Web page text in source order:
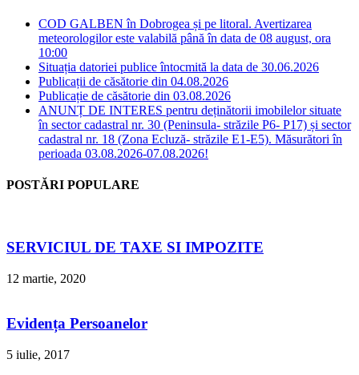
COD GALBEN în Dobrogea și pe litoral. Avertizarea
meteorologilor este valabilă până în data de 08 august, ora
10:00
Situația datoriei publice întocmită la data de 30.06.2026
Publicații de căsătorie din 04.08.2026
Publicație de căsătorie din 03.08.2026
ANUNȚ DE INTERES pentru deținătorii imobilelor situate
în sector cadastral nr. 30 (Peninsula- străzile P6- P17) și sector
cadastral nr. 18 (Zona Ecluză- străzile E1-E5). Măsurători în
perioada 03.08.2026-07.08.2026!
POSTĂRI POPULARE
SERVICIUL DE TAXE SI IMPOZITE
12 martie, 2020
Evidența Persoanelor
5 iulie, 2017